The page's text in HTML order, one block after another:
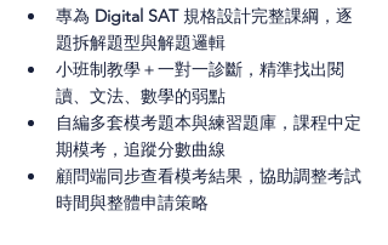
專為 Digital SAT 規格設計完整課綱，逐
題拆解題型與解題邏輯
小班制教學＋一對一診斷，精準找出閱
讀、文法、數學的弱點
自編多套模考題本與練習題庫，課程中定
期模考，追蹤分數曲線
顧問端同步查看模考結果，協助調整考試
時間與整體申請策略